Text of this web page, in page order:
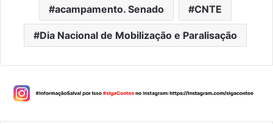
acampamento. Senado CNTE
Dia Nacional de Mobilização e Paralisação